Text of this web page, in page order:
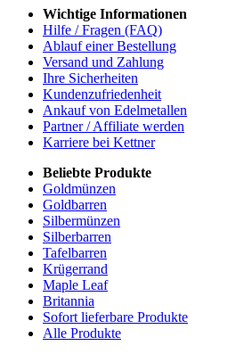
Wichtige Informationen
Hilfe / Fragen (FAQ)
Ablauf einer Bestellung
Versand und Zahlung
Ihre Sicherheiten
Kundenzufriedenheit
Ankauf von Edelmetallen
Partner / Affiliate werden
Karriere bei Kettner
Beliebte Produkte
Goldmünzen
Goldbarren
Silbermünzen
Silberbarren
Tafelbarren
Krügerrand
Maple Leaf
Britannia
Sofort lieferbare Produkte
Alle Produkte